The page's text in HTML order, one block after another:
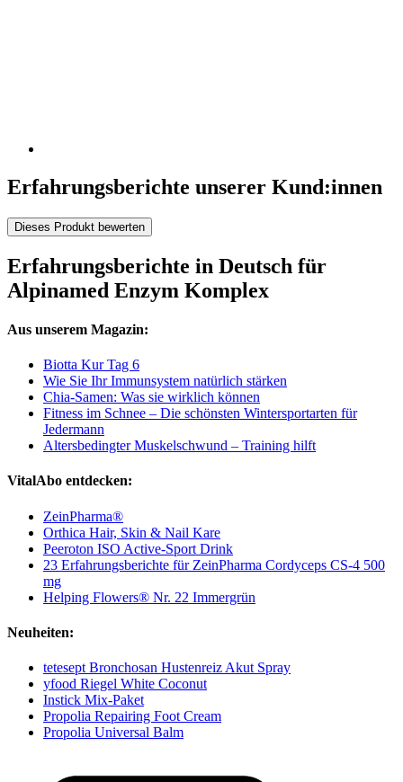
Erfahrungsberichte unserer Kund:innen
Dieses Produkt bewerten
Erfahrungsberichte in Deutsch für
Alpinamed Enzym Komplex
Aus unserem Magazin:
Biotta Kur Tag 6
Wie Sie Ihr Immunsystem natürlich stärken
Chia-Samen: Was sie wirklich können
Fitness im Schnee – Die schönsten Wintersportarten für
Jedermann
Altersbedingter Muskelschwund – Training hilft
VitalAbo entdecken:
ZeinPharma®
Orthica Hair, Skin & Nail Kare
Peeroton ISO Active-Sport Drink
23 Erfahrungsberichte für ZeinPharma Cordyceps CS-4 500
mg
Helping Flowers® Nr. 22 Immergrün
Neuheiten:
tetesept Bronchosan Hustenreiz Akut Spray
yfood Riegel White Coconut
Instick Mix-Paket
Propolia Repairing Foot Cream
Propolia Universal Balm